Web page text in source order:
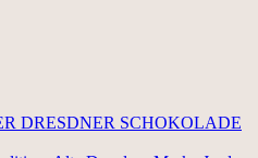
DRESDNER SCHOKOLADE